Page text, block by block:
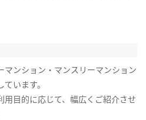
マンション・マンスリーマンション
います。
用目的に応じて、幅広くご紹介させ